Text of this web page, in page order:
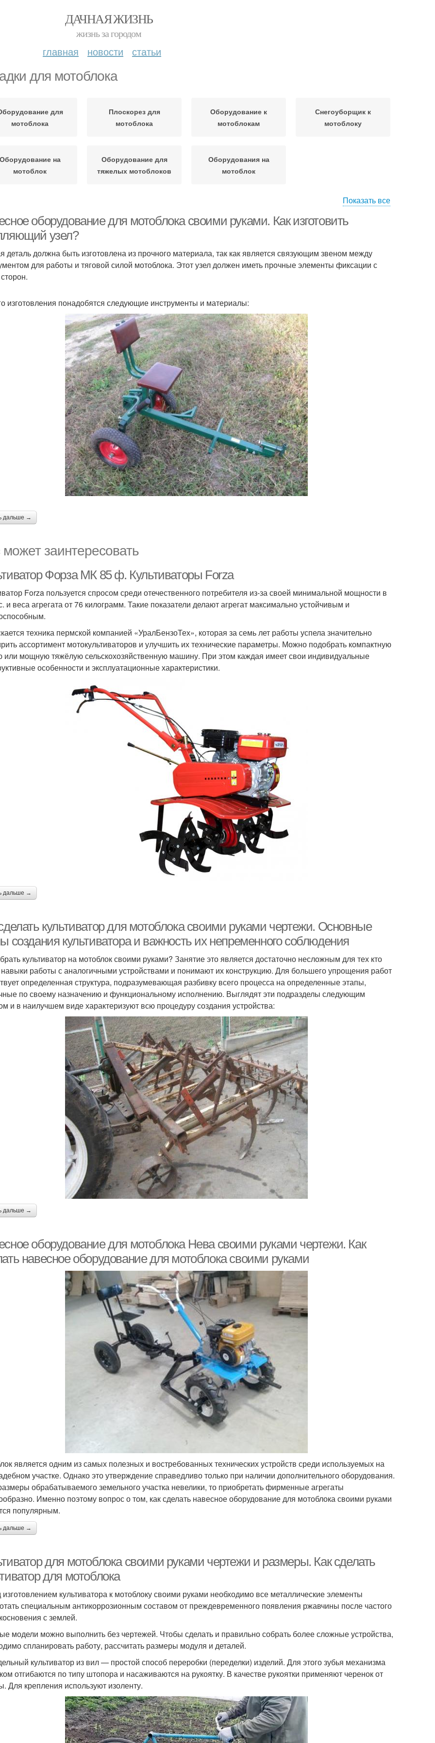
ДАЧНАЯ ЖИЗНЬ
жизнь за городом
главная новости статьи
для мотоблока
для
мотоблока
Плоскорез для
мотоблока
Оборудование к
мотоблокам
Снегоуборщик к
мотоблоку
Оборудование на
мотоблок
Оборудование для
тяжелых мотоблоков
Оборудования на
мотоблок
Показать все
оборудование для мотоблока своими руками. Как изготовить
узел?
деталь должна быть изготовлена из прочного материала, так как является связующим звеном между
для работы и тяговой силой мотоблока. Этот узел должен иметь прочные элементы фиксации с
изготовления понадобятся следующие инструменты и материалы:
дальше →
заинтересовать
Форза МК 85 ф. Культиваторы Forza
Forza пользуется спросом среди отечественного потребителя из-за своей минимальной мощности в
и веса агрегата от 76 килограмм. Такие показатели делают агрегат максимально устойчивым и
техника пермской компанией «УралБензоТех», которая за семь лет работы успела значительно
ассортимент мотокультиваторов и улучшить их технические параметры. Можно подобрать компактную
или мощную тяжёлую сельскохозяйственную машину. При этом каждая имеет свои индивидуальные
особенности и эксплуатационные характеристики.
дальше →
культиватор для мотоблока своими руками чертежи. Основные
создания культиватора и важность их непременного соблюдения
культиватор на мотоблок своими руками? Занятие это является достаточно несложным для тех кто
работы с аналогичными устройствами и понимают их конструкцию. Для большего упрощения работ
определенная структура, подразумевающая разбивку всего процесса на определенные этапы,
по своему назначению и функциональному исполнению. Выглядят эти подразделы следующим
и в наилучшем виде характеризуют всю процедуру создания устройства:
дальше →
оборудование для мотоблока Нева своими руками чертежи. Как
навесное оборудование для мотоблока своими руками
является одним из самых полезных и востребованных технических устройств среди используемых на
участке. Однако это утверждение справедливо только при наличии дополнительного оборудования.
обрабатываемого земельного участка невелики, то приобретать фирменные агрегаты
Именно поэтому вопрос о том, как сделать навесное оборудование для мотоблока своими руками
популярным.
дальше →
для мотоблока своими руками чертежи и размеры. Как сделать
для мотоблока
культиватора к мотоблоку своими руками необходимо все металлические элементы
специальным антикоррозионным составом от преждевременного появления ржавчины после частого
с землей.
модели можно выполнить без чертежей. Чтобы сделать и правильно собрать более сложные устройства,
спланировать работу, рассчитать размеры модуля и деталей.
культиватор из вил — простой способ переробки (переделки) изделий. Для этого зубья механизма
отгибаются по типу штопора и насаживаются на рукоятку. В качестве рукоятки применяют черенок от
Для крепления используют изоленту.